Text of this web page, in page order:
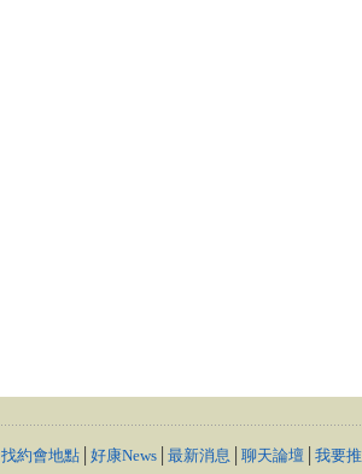
找約會地點 好康News 最新消息 聊天論壇 我要